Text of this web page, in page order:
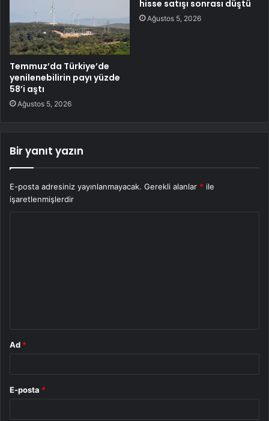
Temmuz’da Türkiye’de
yenilenebilirin payı yüzde
58’i aştı
Ağustos 5, 2026
hisse satışı sonrası düştü
Ağustos 5, 2026
Bir yanıt yazın
E-posta adresiniz yayınlanmayacak. Gerekli alanlar * ile
işaretlenmişlerdir
Ad *
E-posta *